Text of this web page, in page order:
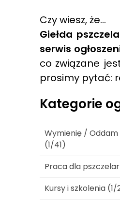
Czy wiesz, że...
Giełda
serwis
co związane
prosimy pytać:
Kategorie
Wymienię /
(1/41)
Praca dla
Kursy i szkolenia (1/